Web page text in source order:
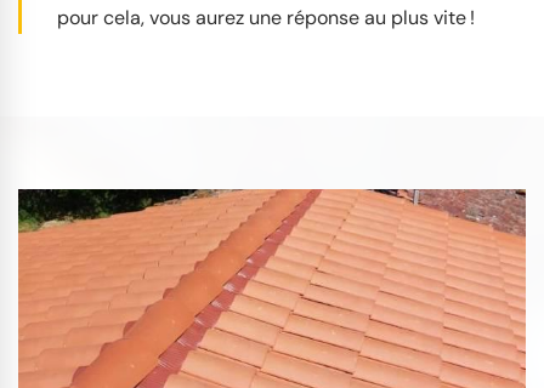
pour cela, vous aurez une réponse au plus vite !